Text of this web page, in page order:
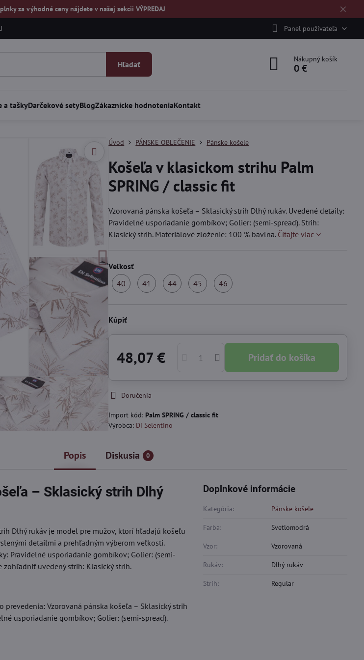
✕
za výhodné ceny nájdete v našejsekcii VÝPREDAJ
Panel používateľa
Hľadať
Nákupný košík
0 €
a taškyDarčekové setyBlogZákaznícke hodnoteniaKontakt
Úvod PÁNSKE OBLEČENIE Pánske košele
Košeľa v klasickom strihu Palm
SPRING / classic fit
Vzorovaná pánska košeľa – Sklasický strih Dlhý rukáv. Uvedené detaily:
Pravidelné usporiadanie gombíkov; Golier: (semi-spread). Strih:
Klasický strih. Materiálové zloženie: 100 % bavlna. Čítajte viac
Veľkosť
40
41
44
45
46
Kúpiť
48,07 € Pridať do košíka
Doručenia
Import kód: Palm SPRING / classic fit
Výrobca: Di Selentino
Popis Diskusia 0
– Sklasický strih Dlhý
Dlhý rukáv je model pre mužov, ktorí hľadajú košeľu
detailmi a prehľadným výberom veľkosti.
Pravidelné usporiadanie gombíkov; Golier: (semi-
zohľadniť uvedený strih: Klasický strih.
prevedenia: Vzorovaná pánska košeľa – Sklasický strih
usporiadanie gombíkov; Golier: (semi-spread).
Doplnkové informácie
Kategória: Pánske košele
Farba: Svetlomodrá
Vzor: Vzorovaná
Rukáv: Dlhý rukáv
Strih: Regular